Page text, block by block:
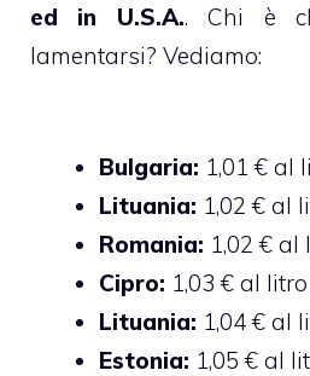
ed in U.S.A.. Chi è
lamentarsi? Vediamo:
Bulgaria: 1,01 € al
Lituania: 1,02 € al
Romania: 1,02 € al
Cipro: 1,03 € al litro
Lituania: 1,04 € al
Estonia: 1,05 € al